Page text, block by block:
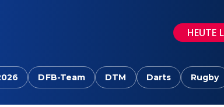
HEUTE
DFB-Team DTM Darts Rugby